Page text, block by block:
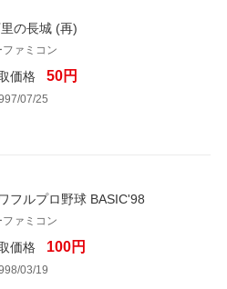
里の長城 (再)
ファミコン
価格 50円
07/25
フルプロ野球 BASIC'98
ファミコン
価格 100円
03/19